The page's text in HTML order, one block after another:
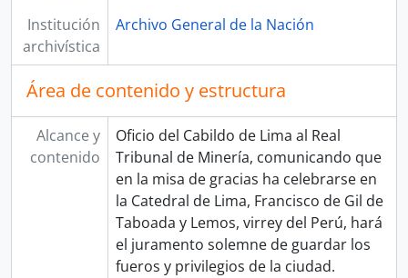
[Fondo] COMISIÓN NACIONAL DEL SESQUICENTENARIO DE LA INDEPENDENCIA DEL PERÚ
[Fondo] ARCHIVO AGRARIO
[Agrupación documental] PROTOCOLOS NOTARIALES
[Agrupación documental] COLECCIONES
Institución
archivística
Archivo General de la Nación
Área de contenido y estructura
Alcance y
contenido
Oficio del Cabildo de Lima al Real
Tribunal de Minería, comunicando que
en la misa de gracias ha celebrarse en
la Catedral de Lima, Francisco de Gil de
Taboada y Lemos, virrey del Perú, hará
el juramento solemne de guardar los
fueros y privilegios de la ciudad.